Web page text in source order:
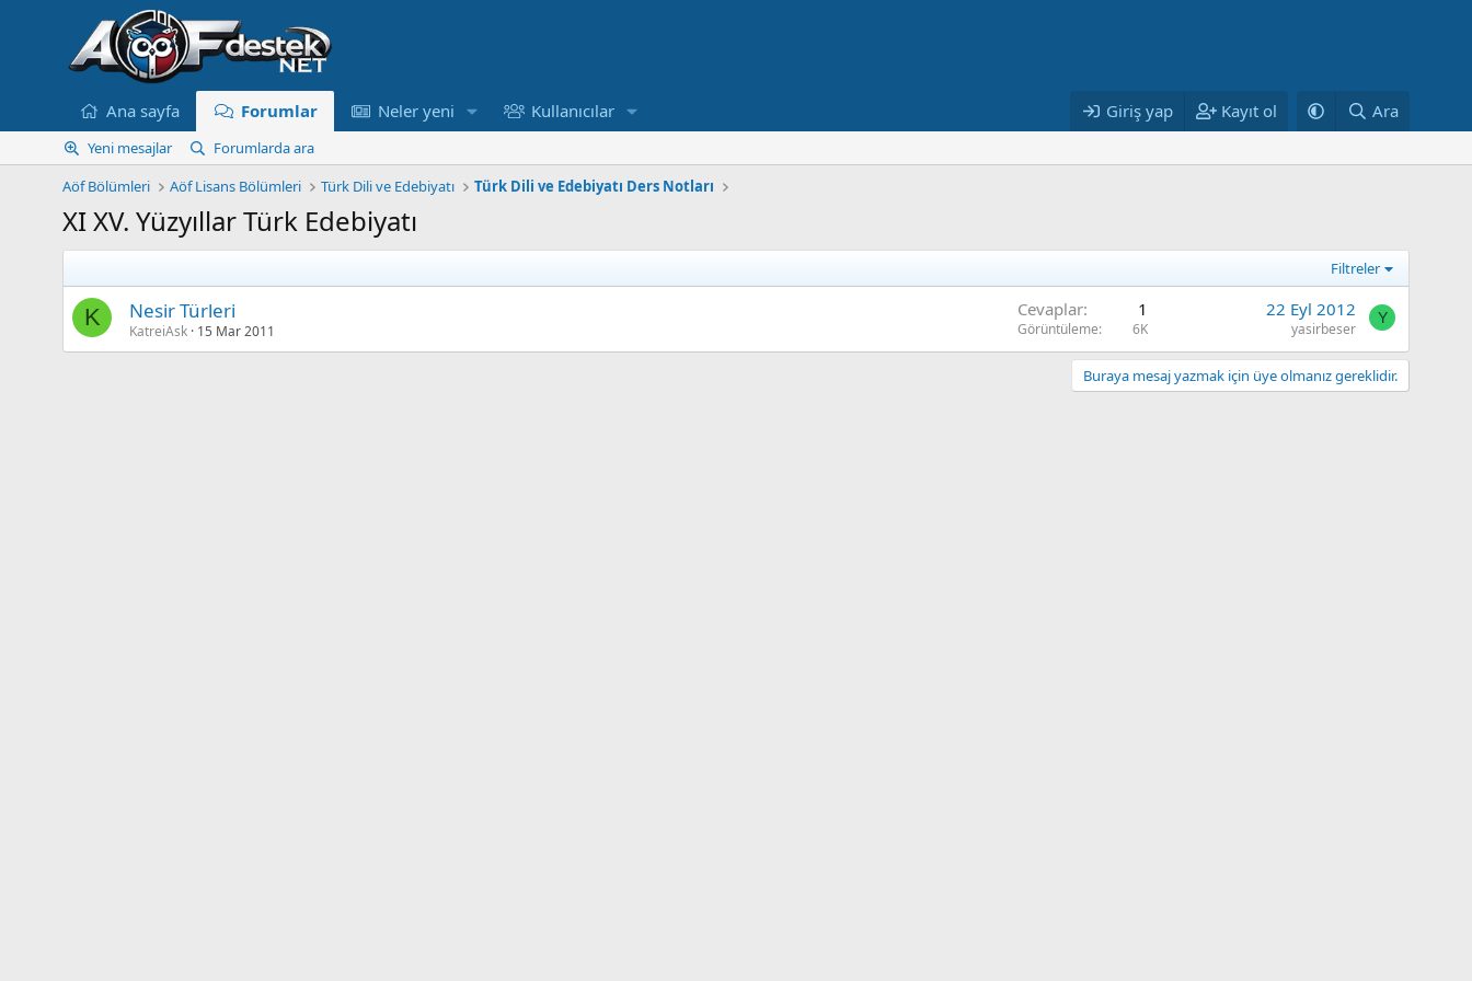
Ana sayfa Forumlar Neler yeni Kullanıcılar Giriş yap Kayıt ol Ara
Yeni mesajlar
Forumlarda ara
Aöf Bölümleri
Aöf Lisans Bölümleri Türk Dili ve Edebiyatı Türk Dili ve Edebiyatı Ders Notları
XI XV. Yüzyıllar Türk Edebiyatı
Filtreler
K Nesir Türleri
KatreiAsk 15 Mar 2011
Cevaplar 1
Görüntüleme 6K
22 Eyl 2012
yasirbeser
Y
Buraya mesaj yazmak için üye olmanız gereklidir.